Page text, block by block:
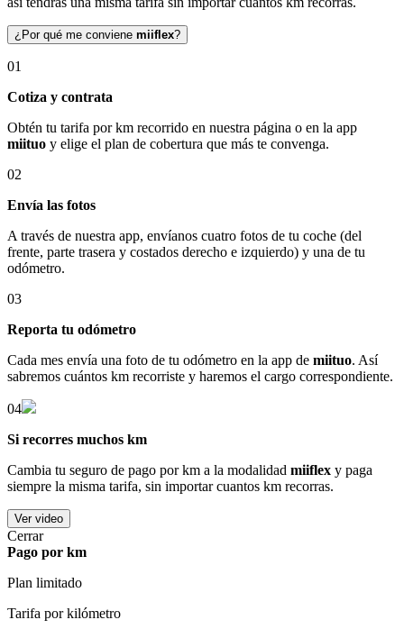
¿Por qué me conviene miiflex?
01
Cotiza y contrata
Obtén tu tarifa por km recorrido en nuestra página o en la app
miituo y elige el plan de cobertura que más te convenga.
02
Envía las fotos
A través de nuestra app, envíanos cuatro fotos de tu coche (del
frente, parte trasera y costados derecho e izquierdo) y una de tu
odómetro.
03
Reporta tu odómetro
Cada mes envía una foto de tu odómetro en la app de miituo. Así
sabremos cuántos km recorriste y haremos el cargo correspondiente.
04
Si recorres muchos km
Cambia tu seguro de pago por km a la modalidad miiflex y paga
siempre la misma tarifa, sin importar cuantos km recorras.
Ver video
Cerrar
Pago por km
Plan limitado
Tarifa por kilómetro